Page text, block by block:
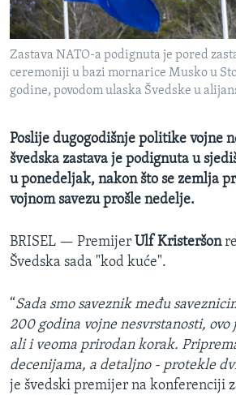
Learning English
PRATITE NAS
Jezici
Zastava NATO-a podignuta je pored
ceremoniji u bazi mornarice Musko u
godine, povodom ulaska Švedske u
Poslije dugogodišnje politike vojne
švedska zastava je podignuta u
u ponedeljak, nakon što se zemlja
vojnom savezu prošle nedelje.
BRISEL — Premijer Ulf Kristeršon
Švedska sada "kod kuće".
“Sada smo saveznik među
200 godina vojne nesvrstanosti,
ali i veoma prirodan korak.
decenijama, a detaljno - protekle
je švedski premijer na konferenciji